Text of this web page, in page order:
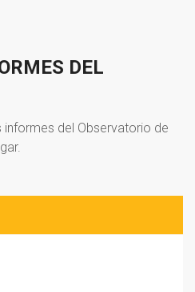
DEL
del Observatorio de